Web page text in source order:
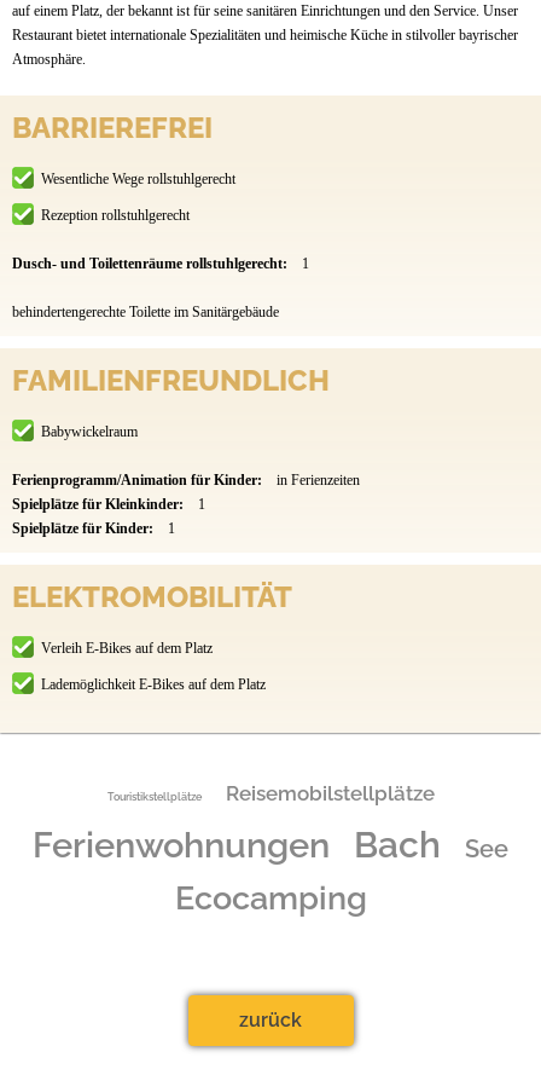
auf einem Platz, der bekannt ist für seine sanitären Einrichtungen und den Service. Unser
Restaurant bietet internationale Spezialitäten und heimische Küche in stilvoller bayrischer
Atmosphäre.
BARRIEREFREI
Wesentliche Wege rollstuhlgerecht
Rezeption rollstuhlgerecht
Dusch- und Toilettenräume rollstuhlgerecht: 1
behindertengerechte Toilette im Sanitärgebäude
FAMILIENFREUNDLICH
Babywickelraum
Ferienprogramm/Animation für Kinder:
in Ferienzeiten
Spielplätze für Kleinkinder:
1
Spielplätze für Kinder:
1
ELEKTROMOBILITÄT
Verleih E-Bikes auf dem Platz
Lademöglichkeit E-Bikes auf dem Platz
Touristikstellplätze Reisemobilstellplätze
Ferienwohnungen Bach See
Ecocamping
zurück